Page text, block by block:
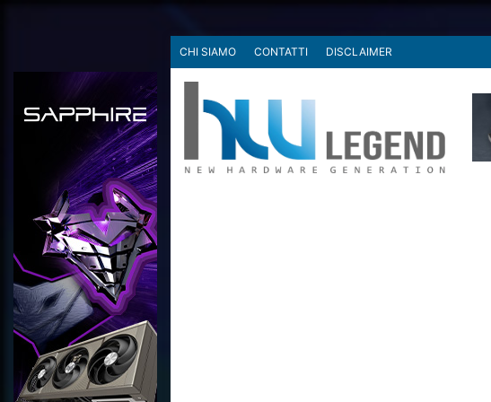
CHI SIAMO CONTATTI DISCLAIMER